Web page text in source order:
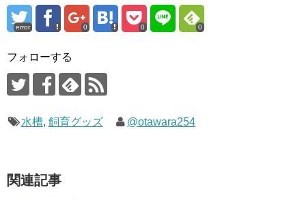
error 0 0 0
フォローする
水槽, 飼育グッズ @otawara254
関連記事